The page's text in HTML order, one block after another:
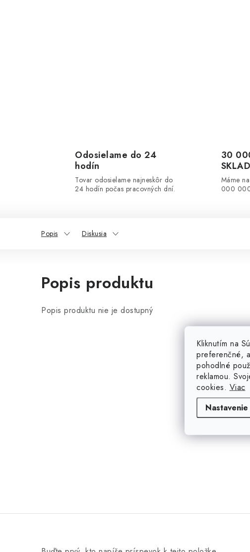
Kliknutím na
preferenčné,
pohodlné
reklamou.
cookies. Viac
Nastavenie
Odosielame do 24
hodín
Tovar odosielame najneskôr do
24 hodín počas pracovných dní.
30
Máme
000
Popis Diskusia
Popis produktu
Popis produktu nie je dostupný